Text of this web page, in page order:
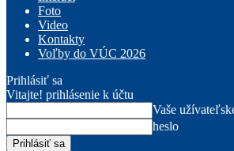
Foto
Video
Kontakty
Voľby do VÚC 2026
Prihlásiť sa
Vitajte! prihlásenie k účtu
Vaše
heslo